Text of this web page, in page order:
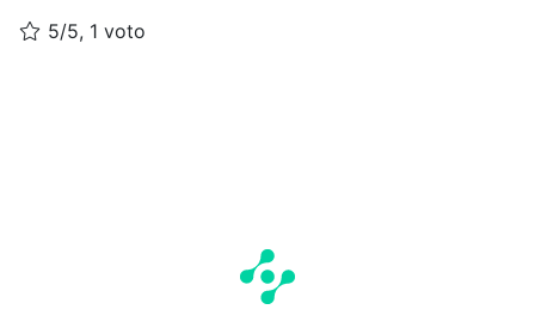
5/5, 1 voto